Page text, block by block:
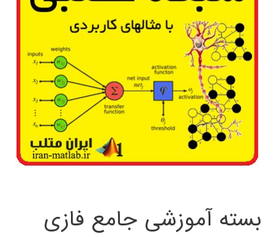
بسته آموزشی جامع فازی